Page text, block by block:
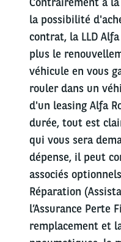
la possibilité
contrat, la LLD
plus le
véhicule en vous
rouler dans un
d'un leasing Alfa
durée, tout est
qui vous sera
dépense, il peut
associés
Réparation
l’Assurance Perte
remplacement et